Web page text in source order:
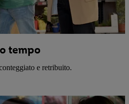
tempo
e retribuito.